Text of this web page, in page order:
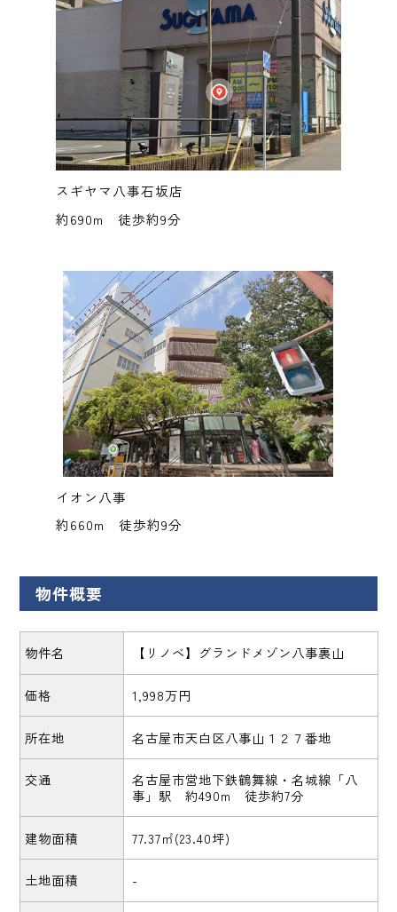
スギヤマ八事石坂店
約690m 徒歩約9分
イオン八事
約660m 徒歩約9分
物件概要
物件名 【リノベ】グランドメゾン八事裏山
価格 1,998万円
所在地 名古屋市天白区八事山１２７番地
交通
名古屋市営地下鉄鶴舞線・名城線「八
事」駅 約490m 徒歩約7分
建物面積 77.37㎡(23.40坪)
土地面積 -